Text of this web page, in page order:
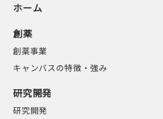
ホーム
創薬
創薬事業
キャンバスの特徴・強み
研究開発
研究開発